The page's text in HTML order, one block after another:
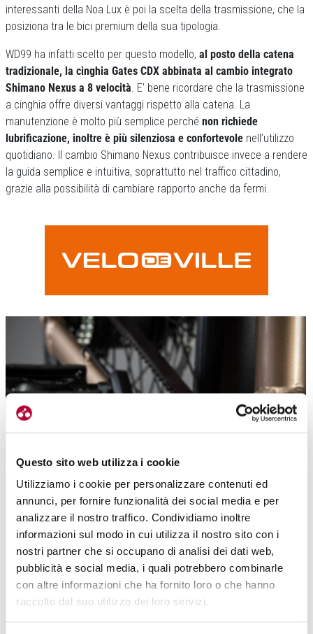
Questo sito web utilizza i cookie
Utilizziamo i cookie per personalizzare contenuti ed
annunci, per fornire funzionalità dei social media e per
analizzare il nostro traffico. Condividiamo inoltre
informazioni sul modo in cui utilizza il nostro sito con i
nostri partner che si occupano di analisi dei dati web,
pubblicità e social media, i quali potrebbero combinarle
con altre informazioni che ha fornito loro o che hanno
raccolto dal suo utilizzo dei loro servizi.
interessanti della Noa Lux è poi la scelta della trasmissione, che la
posiziona tra le bici premium della sua tipologia.
WD99 ha infatti scelto per questo modello, al posto della catena
tradizionale, la cinghia Gates CDX abbinata al cambio integrato
Shimano Nexus a 8 velocità. E’ bene ricordare che la trasmissione
a cinghia offre diversi vantaggi rispetto alla catena. La
manutenzione è molto più semplice perché non richiede
lubrificazione, inoltre è più silenziosa e confortevole nell’utilizzo
quotidiano. Il cambio Shimano Nexus contribuisce invece a rendere
la guida semplice e intuitiva, soprattutto nel traffico cittadino,
grazie alla possibilità di cambiare rapporto anche da fermi.
La trasmissione è affidata alla cinghia Gates Carbon Drive CDX, il top di
gamma per quanto riguarda le biciclette urban e le e-bike